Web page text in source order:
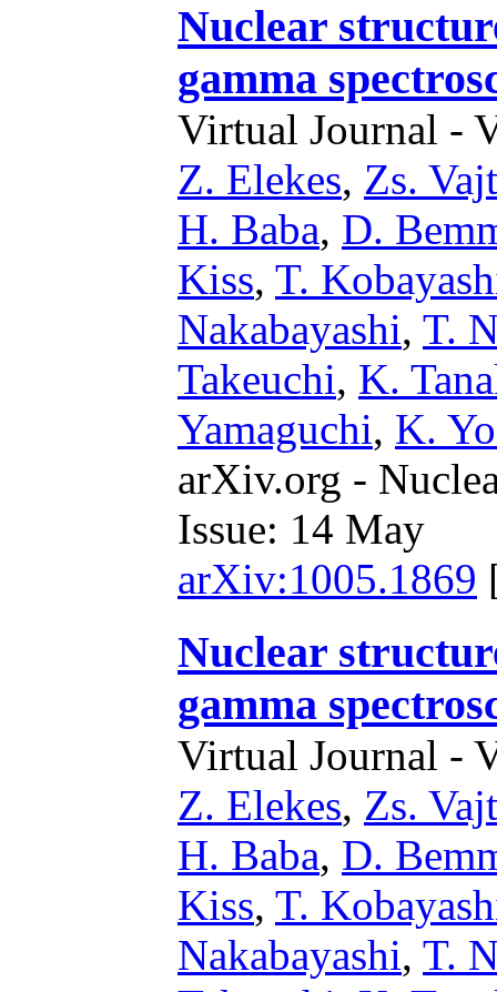
Nuclear
gamma
Virtual Journal -
Z. Elekes, Zs.
H. Baba, D.
Kiss, T.
Nakabayashi, T.
Takeuchi, K.
Yamaguchi, K.
arXiv.org -
Issue: 14 May
arXiv:1005.1869
Nuclear
gamma
Virtual Journal -
Z. Elekes, Zs.
H. Baba, D.
Kiss, T.
Nakabayashi, T.